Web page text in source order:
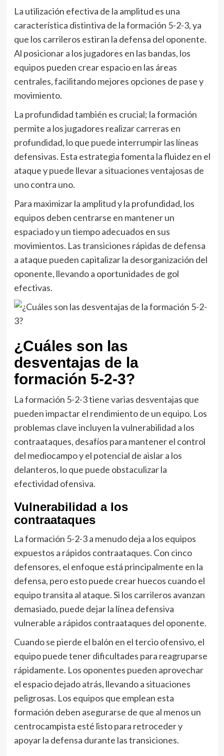
La utilización efectiva de la amplitud es una
característica distintiva de la formación 5-2-3, ya
que los carrileros estiran la defensa del oponente.
Al posicionar a los jugadores en las bandas, los
equipos pueden crear espacio en las áreas
centrales, facilitando mejores opciones de pase y
movimiento.
La profundidad también es crucial; la formación
permite a los jugadores realizar carreras en
profundidad, lo que puede interrumpir las líneas
defensivas. Esta estrategia fomenta la fluidez en el
ataque y puede llevar a situaciones ventajosas de
uno contra uno.
Para maximizar la amplitud y la profundidad, los
equipos deben centrarse en mantener un
espaciado y un tiempo adecuados en sus
movimientos. Las transiciones rápidas de defensa
a ataque pueden capitalizar la desorganización del
oponente, llevando a oportunidades de gol
efectivas.
¿Cuáles son las
desventajas de la
formación 5-2-3?
La formación 5-2-3 tiene varias desventajas que
pueden impactar el rendimiento de un equipo. Los
problemas clave incluyen la vulnerabilidad a los
contraataques, desafíos para mantener el control
del mediocampo y el potencial de aislar a los
delanteros, lo que puede obstaculizar la
efectividad ofensiva.
Vulnerabilidad a los
contraataques
La formación 5-2-3 a menudo deja a los equipos
expuestos a rápidos contraataques. Con cinco
defensores, el enfoque está principalmente en la
defensa, pero esto puede crear huecos cuando el
equipo transita al ataque. Si los carrileros avanzan
demasiado, puede dejar la línea defensiva
vulnerable a rápidos contraataques del oponente.
Cuando se pierde el balón en el tercio ofensivo, el
equipo puede tener dificultades para reagruparse
rápidamente. Los oponentes pueden aprovechar
el espacio dejado atrás, llevando a situaciones
peligrosas. Los equipos que emplean esta
formación deben asegurarse de que al menos un
centrocampista esté listo para retroceder y
apoyar la defensa durante las transiciones.